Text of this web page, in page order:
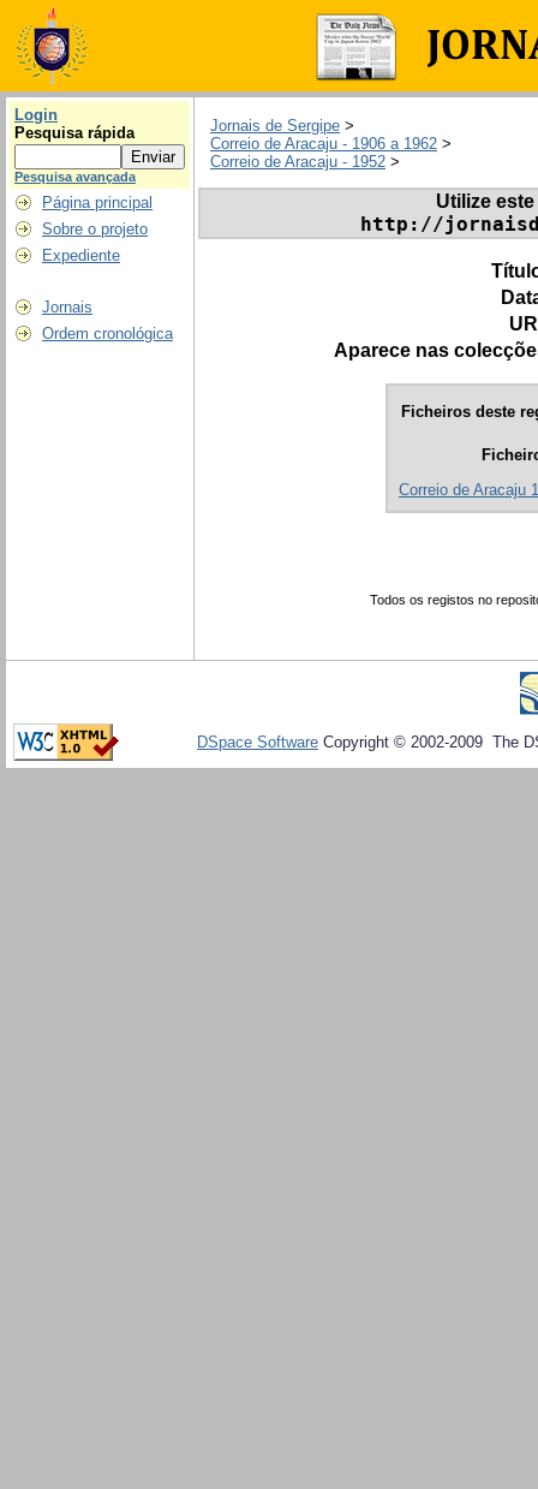
Login
Pesquisa rápida
Pesquisa avançada
Página principal
Sobre o projeto
Expediente
Jornais
Ordem cronológica
Jornais de Sergipe >
Correio de Aracaju - 1906 a 1962 >
Correio de Aracaju - 1952 >
Utilize
http://
Aparece nas
Ficheiros deste
Correio de Aracaju
Todos os registos no
DSpace Software Copyright © 2002-2009 The